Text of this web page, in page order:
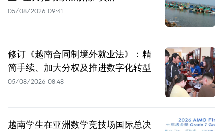
05/08/2026 09:41
修订《越南合同制境外就业法》：精
简手续、加大分权及推进数字化转型
05/08/2026 08:48
越南学生在亚洲数学竞技场国际总决